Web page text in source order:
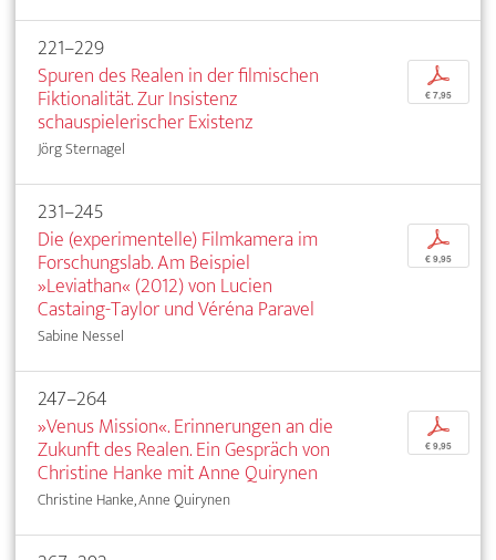
221–229
Spuren des Realen in der filmischen
Fiktionalität. Zur Insistenz
schauspielerischer Existenz
Jörg Sternagel
p
€ 7,95
231–245
Die (experimentelle) Filmkamera im
Forschungslab. Am Beispiel
»Leviathan« (2012) von Lucien
Castaing-Taylor und Véréna Paravel
Sabine Nessel
p
€ 9,95
247–264
»Venus Mission«. Erinnerungen an die
Zukunft des Realen. Ein Gespräch von
Christine Hanke mit Anne Quirynen
Christine Hanke, Anne Quirynen
p
€ 9,95